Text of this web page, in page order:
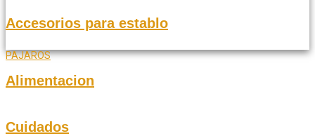
Accesorios para establo
PAJAROS
Alimentacion
Cuidados